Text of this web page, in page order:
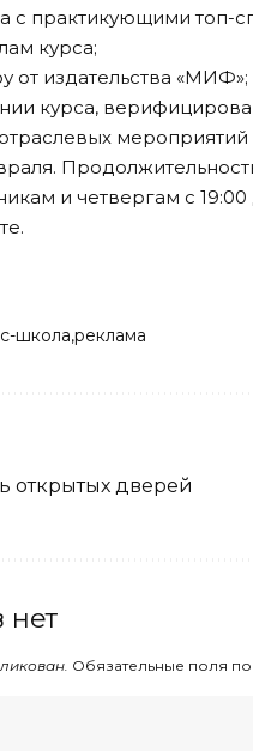
с практикующими топ-
курса;
от издательства «МИФ»;
курса,
мероприятий
и четвергам с 19:00
.
школа реклама
открытых дверей
нет
Обязательные поля